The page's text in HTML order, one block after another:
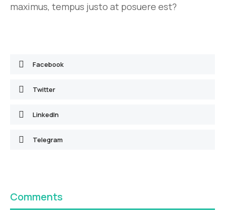
maximus, tempus justo at posuere est?
Facebook
Twitter
LinkedIn
Telegram
Comments